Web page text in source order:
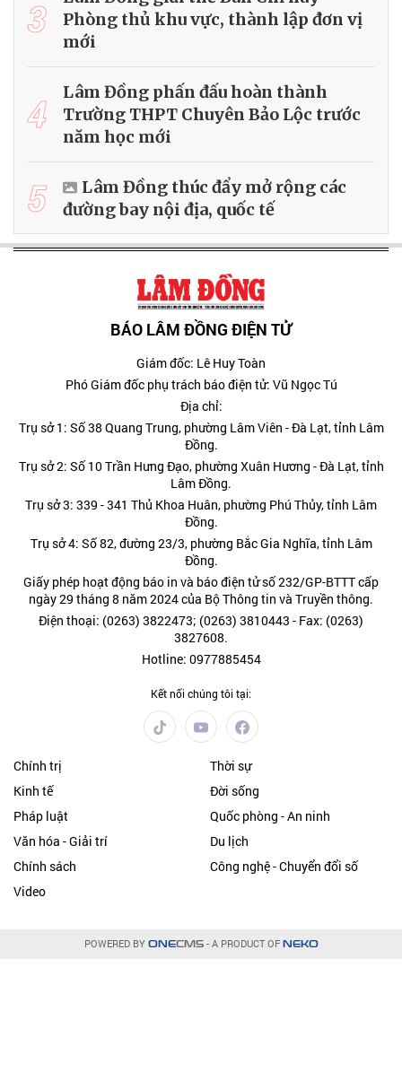
3
Phòng thủ khu vực, thành lập đơn vị
mới
4
Lâm Đồng phấn đấu hoàn thành
Trường THPT Chuyên Bảo Lộc trước
năm học mới
5
Lâm Đồng thúc đẩy mở rộng các
đường bay nội địa, quốc tế
BÁO LÂM ĐỒNG ĐIỆN TỬ
Giám đốc: Lê Huy Toàn
Phó Giám đốc phụ trách báo điện tử: Vũ Ngọc Tú
Địa chỉ:
Trụ sở 1: Số 38 Quang Trung, phường Lâm Viên - Đà Lạt, tỉnh Lâm
Đồng.
Trụ sở 2: Số 10 Trần Hưng Đạo, phường Xuân Hương - Đà Lạt, tỉnh
Lâm Đồng.
Trụ sở 3: 339 - 341 Thủ Khoa Huân, phường Phú Thủy, tỉnh Lâm
Đồng.
Trụ sở 4: Số 82, đường 23/3, phường Bắc Gia Nghĩa, tỉnh Lâm
Đồng.
Giấy phép hoạt động báo in và báo điện tử số 232/GP-BTTT cấp
ngày 29 tháng 8 năm 2024 của Bộ Thông tin và Truyền thông.
Điện thoại: (0263) 3822473; (0263) 3810443 - Fax: (0263)
3827608.
Hotline: 0977885454
Kết nối chúng tôi tại:
Chính trị
Thời sự
Kinh tế
Đời sống
Pháp luật
Quốc phòng - An ninh
Văn hóa - Giải trí
Du lịch
Chính sách
Công nghệ - Chuyển đổi số
Video
POWERED BY ONECMS- A PRODUCT OF NEKO